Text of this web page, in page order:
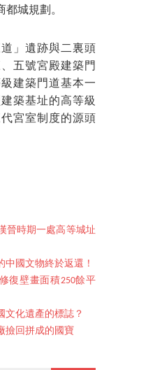
城規劃。
」遺跡與二裏頭
五號宮殿建築門
建築門道基本一
築基址的高等級
宮室制度的源頭
晉時期一處高等城址
中國文物終於返還！
復壁畫面積250餘平
文化遺產的標誌？
撿回拼成的國寶